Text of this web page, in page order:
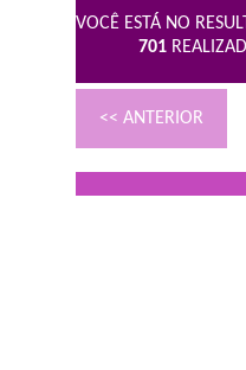
VOCÊ ESTÁ NO
701
<< ANTERIOR